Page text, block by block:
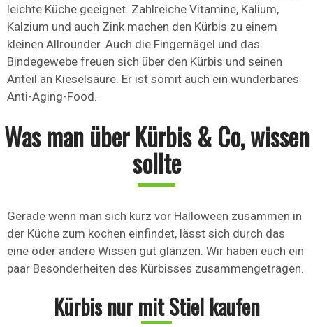
leichte Küche geeignet. Zahlreiche Vitamine, Kalium,
Kalzium und auch Zink machen den Kürbis zu einem
kleinen Allrounder. Auch die Fingernägel und das
Bindegewebe freuen sich über den Kürbis und seinen
Anteil an Kieselsäure. Er ist somit auch ein wunderbares
Anti-Aging-Food.
Was man über Kürbis & Co, wissen
sollte
Gerade wenn man sich kurz vor Halloween zusammen in
der Küche zum kochen einfindet, lässt sich durch das
eine oder andere Wissen gut glänzen. Wir haben euch ein
paar Besonderheiten des Kürbisses zusammengetragen.
Kürbis nur mit Stiel kaufen